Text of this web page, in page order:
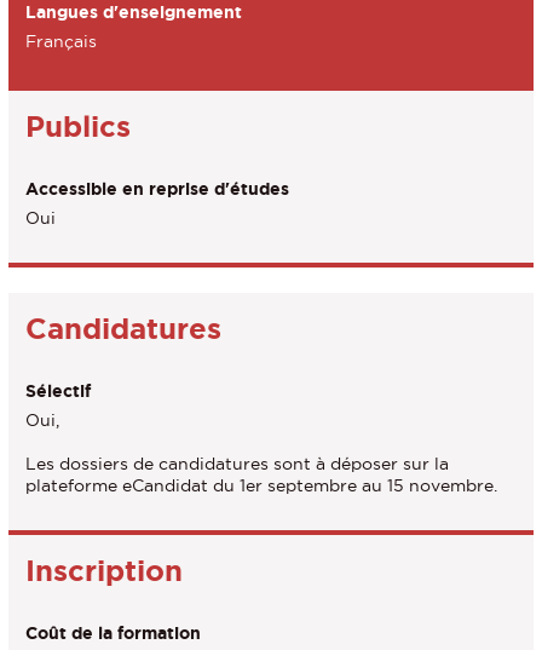
des
la
Langues d'enseignement
Français
Publics
Accessible en reprise d'études
Oui
Candidatures
Sélectif
Oui,
Les dossiers de candidatures sont à déposer sur la
plateforme eCandidat du 1er septembre au 15 novembre.
Inscription
Coût de la formation